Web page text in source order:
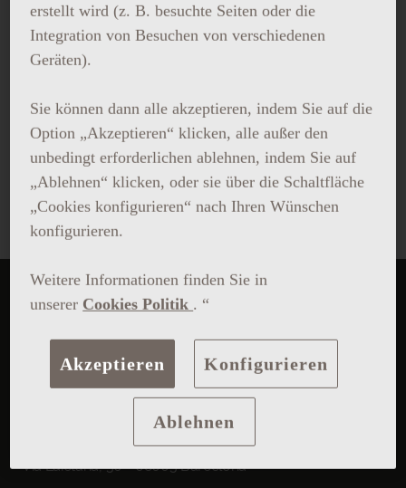
RISE & SHINE
Machen Sie mit, im magischen Morgenlicht.
Unser fachkundiges Personal führt Sie durch
harmonische Bewegungen und Meditation.
Namaste!
GRAND HOTEL CENTRAL
Via Laietana, 30 - 08003 Barcelona
erstellt wird (z. B. besuchte Seiten oder die
Integration von Besuchen von verschiedenen
Geräten).
Sie können dann alle akzeptieren, indem Sie auf die
Option „Akzeptieren“ klicken, alle außer den
unbedingt erforderlichen ablehnen, indem Sie auf
„Ablehnen“ klicken, oder sie über die Schaltfläche
„Cookies konfigurieren“ nach Ihren Wünschen
konfigurieren.
Weitere Informationen finden Sie in
unserer Cookies Politik . “
Ablehnen
Akzeptieren Konfigurieren